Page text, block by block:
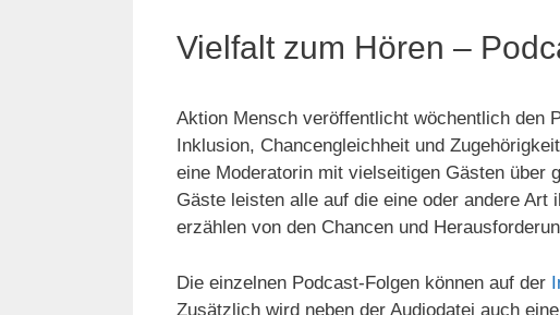
Vielfalt zum Hören –
Aktion Mensch veröffentlicht wöchentlich den
Inklusion, Chancengleichheit und
eine Moderatorin mit vielseitigen Gästen über
Gäste leisten alle auf die eine oder andere
erzählen von den Chancen und
Die einzelnen Podcast-Folgen können auf der
Zusätzlich wird neben der Audiodatei auch